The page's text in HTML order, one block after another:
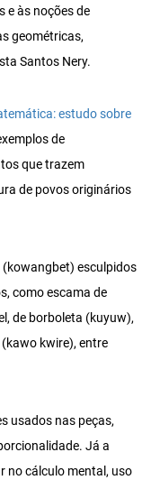
e às noções de
geométricas,
Santos Nery.
estudo sobre
de
que trazem
de povos originários
(kowangbet) esculpidos
como escama de
de borboleta (kuyuw),
kwire), entre
usados nas peças,
Já a
no cálculo mental, uso